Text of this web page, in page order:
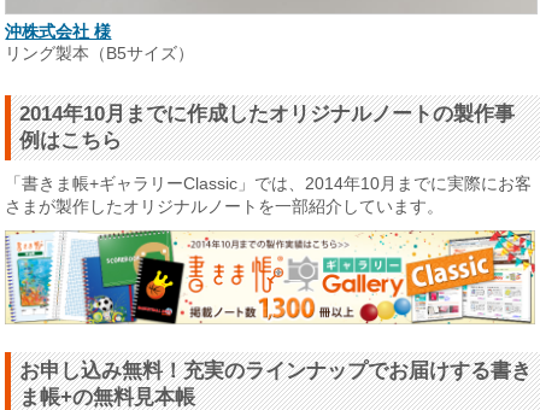
沖株式会社 様
リング製本（B5サイズ）
2014年10月までに作成したオリジナルノートの製作事
例はこちら
「書きま帳+ギャラリーClassic」では、2014年10月までに実際にお客
さまが製作したオリジナルノートを一部紹介しています。
お申し込み無料！充実のラインナップでお届けする書き
ま帳+の無料見本帳